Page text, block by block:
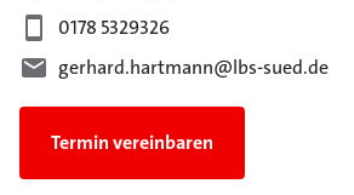
0178 5329326
gerhard.hartmann@lbs-sued.de
Termin vereinbaren